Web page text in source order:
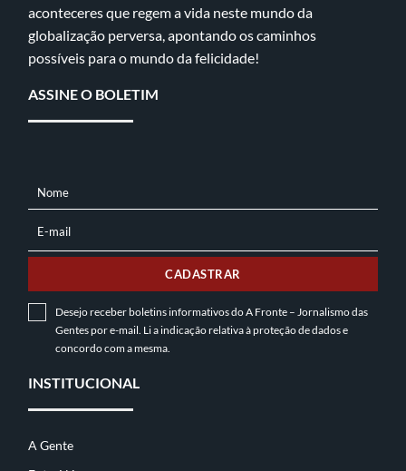
aconteceres que regem a vida neste mundo da
globalização perversa, apontando os caminhos
possíveis para o mundo da felicidade!
ASSINE O BOLETIM
NOME
Nome
MAIL
E-mail
CADASTRAR
Desejo receber boletins informativos do A Fronte – Jornalismo das
Gentes por e-mail. Li a indicação relativa àproteção de dadose
concordo com a mesma.
INSTITUCIONAL
A Gente